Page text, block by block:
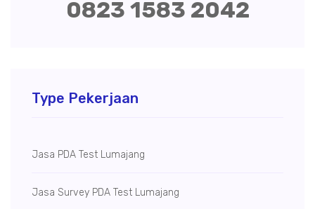
0823 1583 2042
Type Pekerjaan
Jasa PDA Test Lumajang
Jasa Survey PDA Test Lumajang